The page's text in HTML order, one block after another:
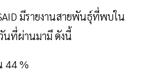
มีรายงานสายพันธุ์ที่พบใน
นที่ผ่านมามี ดังนี้
%